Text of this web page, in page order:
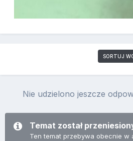
SORTUJ
Nie udzielono jeszcze
Temat został
Ten temat przebywa obecnie w